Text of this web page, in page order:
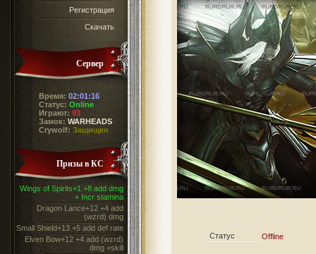
Регистрация
Скачать
Сервер
Время: 02:01:16
Статус: Online
Играют: 93
Замок: WARHEADS
Crywolf: Защищен
Призы в КС
Wings of Spirits+1 +8 add dmg
+ Incr stamina
Dragon Lance+12 +4 add
(wzrd) dmg
Small Shield+13 +5 add def rate
Elven Bow+12 +4 add (wzrd)
dmg +skill
Статус Offline